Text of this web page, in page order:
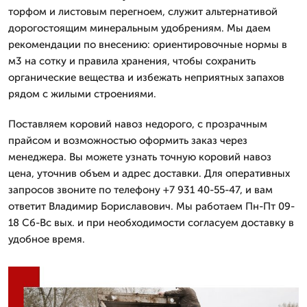
торфом и листовым перегноем, служит альтернативой
дорогостоящим минеральным удобрениям. Мы даем
рекомендации по внесению: ориентировочные нормы в
м3 на сотку и правила хранения, чтобы сохранить
органические вещества и избежать неприятных запахов
рядом с жилыми строениями.
Поставляем коровий навоз недорого, с прозрачным
прайсом и возможностью оформить заказ через
менеджера. Вы можете узнать точную коровий навоз
цена, уточнив объем и адрес доставки. Для оперативных
запросов звоните по телефону +7 931 40-55-47, и вам
ответит Владимир Бориславович. Мы работаем Пн-Пт 09-
18 Сб-Вс вых. и при необходимости согласуем доставку в
удобное время.